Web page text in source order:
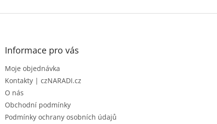
Z
Informace pro vás
Moje objednávka
Kontakty | czNARADI.cz
O nás
Obchodní podmínky
Podmínky ochrany osobních údajů